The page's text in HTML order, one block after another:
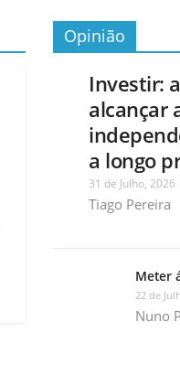
Opinião
Investir:
alcançar
a longo
31 de Julho, 2026
Tiago Pereira
Meter
22 de
Nuno